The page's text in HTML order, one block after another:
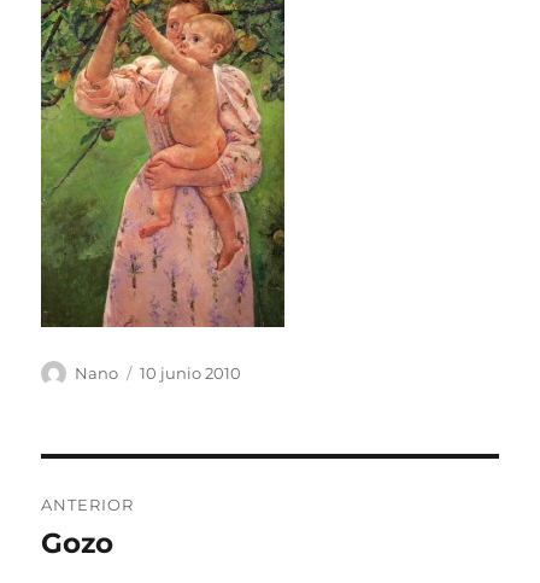
Autor
Nano
Publicado
10 junio 2010
de
ANTERIOR
Entrada
Gozo